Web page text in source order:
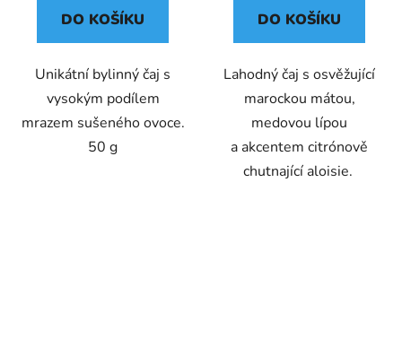
DO KOŠÍKU
Unikátní bylinný čaj s
vysokým podílem
mrazem sušeného ovoce.
50 g
DO KOŠÍKU
Lahodný čaj s osvěžující
marockou mátou,
medovou lípou
a akcentem citrónově
chutnající aloisie.